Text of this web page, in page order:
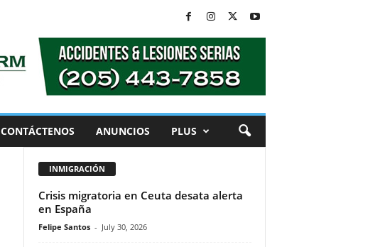
CONTÁCTENOS ANUNCIOS PLUS
INMIGRACIÓN
Crisis migratoria en Ceuta desata alerta
en España
Felipe Santos - July 30, 2026